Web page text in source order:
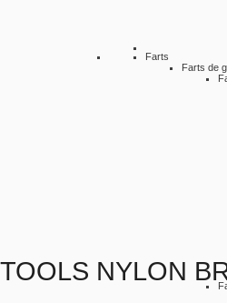
Farts
Farts de
TOOLS NYLON